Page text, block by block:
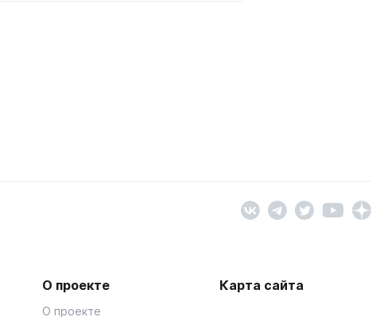
О проекте
О проекте
Карта сайта